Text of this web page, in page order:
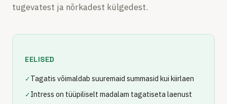
tugevatest ja nõrkadest külgedest.
EELISED
✓Tagatis võimaldab suuremaid summasid kui kiirlaen
✓Intress on tüüpiliselt madalam tagatiseta laenust